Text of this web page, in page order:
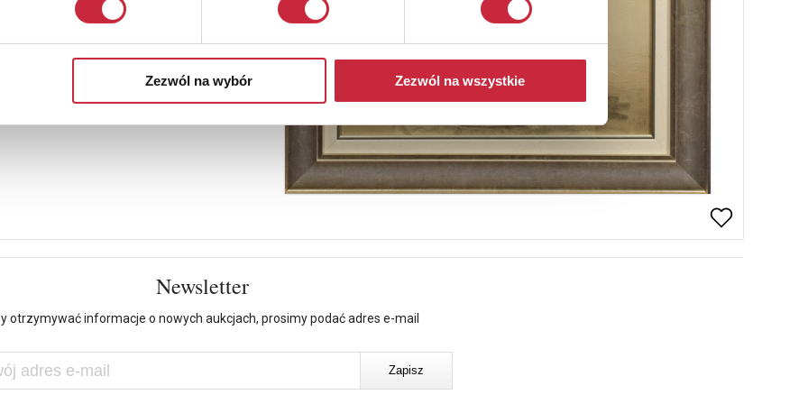
Zezwól na wybór Zezwól na wszystkie
Newsletter
otrzymywać informacje o nowych aukcjach, prosimy podać adres e-mail